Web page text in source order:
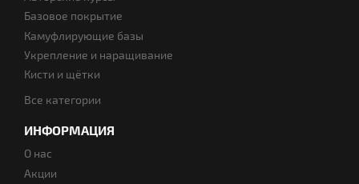
Базовое покрытие
Камуфлирующие базы
Укрепление и наращивание
Кисти и щётки
Все категории
ИНФОРМАЦИЯ
О нас
Акции